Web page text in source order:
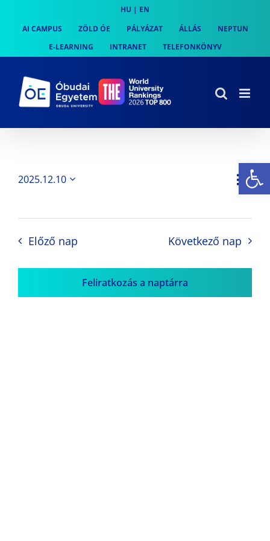
content
HU | EN
AI CAMPUS
ZÖLD ÓE PÁLYÁZAT ÁLLÁS
NEPTUN
E-LEARNING
INTRANET TELEFONKÖNYV
Nap
2025.12.10
Előző nap Következő nap
Feliratkozás a naptárra